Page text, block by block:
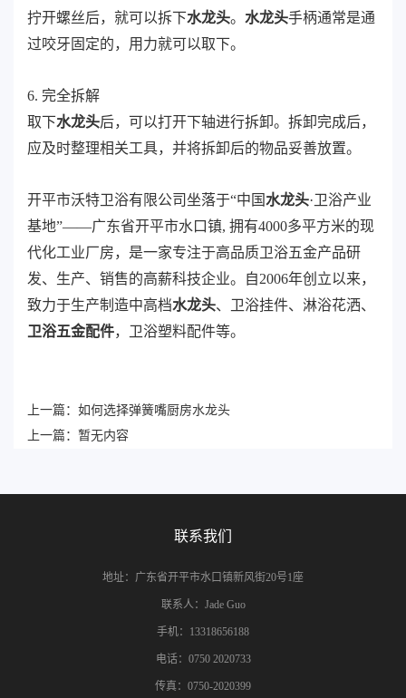
拧开螺丝后，就可以拆下水龙头。 水龙头手柄通常是通
过咬牙固定的，用力就可以取下。
6. 完全拆解
取下水龙头后，可以打开下轴进行拆卸。拆卸完成后，
应及时整理相关工具，并将拆卸后的物品妥善放置。
开平市沃特卫浴有限公司坐落于“中国水龙头·卫浴产业
基地”——广东省开平市水口镇, 拥有4000多平方米的现
代化工业厂房，是一家专注于高品质卫浴五金产品研
发、生产、销售的高薪科技企业。自2006年创立以来，
致力于生产制造中高档水龙头、卫浴挂件、淋浴花洒、
卫浴五金配件，卫浴塑料配件等。
上一篇： 如何选择弹簧嘴厨房水龙头
上一篇： 暂无内容
联系我们
地址：广东省开平市水口镇新风街20号1座
联系人：Jade Guo
手机：13318656188
电话：0750 2020733
传真：0750-2020399